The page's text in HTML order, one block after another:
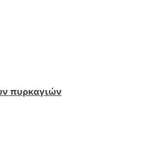
πυρκαγιών